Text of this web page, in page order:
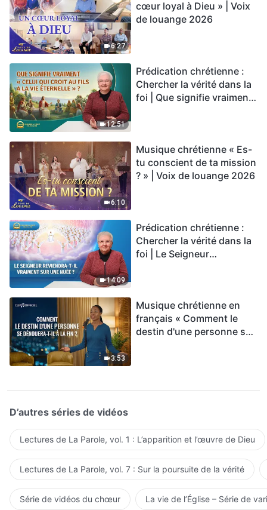
6:27
cœur loyal à Dieu » | Voix
de louange 2026
12:51
Prédication chrétienne :
Chercher la vérité dans la
foi | Que signifie vraiment
6:10
Musique chrétienne « Es-
tu conscient de ta mission
? » | Voix de louange 2026
14:09
Prédication chrétienne :
Chercher la vérité dans la
foi | Le Seigneur
3:53
Musique chrétienne en
français « Comment le
destin d'une personne se
D’autres séries de vidéos
Lectures de La Parole, vol. 1 : L’apparition et l’œuvre de Dieu
Lectures de La Parole, vol. 7 : Sur la poursuite de la vérité
Série de vidéos du chœur La vie de l’Église – Série de